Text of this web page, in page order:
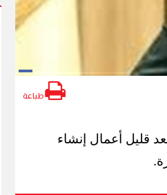
طباعة
قليل أعمال إنشاء